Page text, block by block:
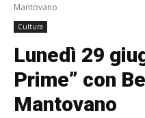
Mantovano
Cultura
Lunedì 29
Prime” con
Mantovano